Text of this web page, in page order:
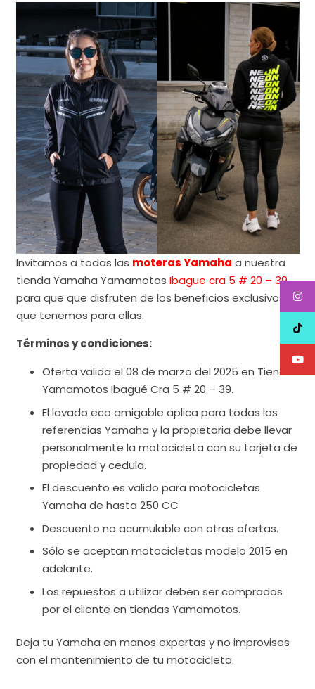
Invitamos a todas las moteras Yamaha a nuestra
tienda Yamaha Yamamotos Ibague cra 5 # 20 – 39,
para que que disfruten de los beneficios exclusivos
que tenemos para ellas.
Términos y condiciones:
Oferta valida el 08 de marzo del 2025 en Tienda
Yamamotos Ibagué Cra 5 # 20 – 39.
El lavado eco amigable aplica para todas las
referencias Yamaha y la propietaria debe llevar
personalmente la motocicleta con su tarjeta de
propiedad y cedula.
El descuento es valido para motocicletas
Yamaha de hasta 250 CC
Descuento no acumulable con otras ofertas.
Sólo se aceptan motocicletas modelo 2015 en
adelante.
Los repuestos a utilizar deben ser comprados
por el cliente en tiendas Yamamotos.
Deja tu Yamaha en manos expertas y no improvises
con el mantenimiento de tu motocicleta.